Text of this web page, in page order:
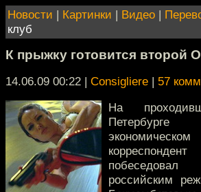
Новости | Картинки | Видео |
клуб
К прыжку готовится второй
14.06.09 00:22 | Consigliere | 57
На
Петербурге
российским